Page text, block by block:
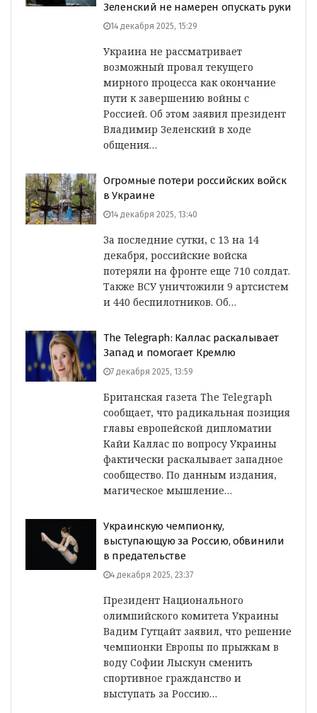
Зеленский не намерен опускать руки
14 декабря 2025, 15:29
Украина не рассматривает
возможный провал текущего
мирного процесса как окончание
пути к завершению войны с
Россией. Об этом заявил президент
Владимир Зеленский в ходе
общения…
Огромные потери российских войск
в Украине
14 декабря 2025, 13:40
За последние сутки, с 13 на 14
декабря, российские войска
потеряли на фронте еще 710 солдат.
Также ВСУ уничтожили 9 артсистем
и 440 беспилотников. Об…
The Telegraph: Каллас раскалывает
Запад и помогает Кремлю
7 декабря 2025, 13:59
Британская газета The Telegraph
сообщает, что радикальная позиция
главы европейской дипломатии
Кайи Каллас по вопросу Украины
фактически раскалывает западное
сообщество. По данным издания,
магическое мышление…
Украинскую чемпионку,
выступающую за Россию, обвинили
в предательстве
4 декабря 2025, 23:37
Президент Национального
олимпийского комитета Украины
Вадим Гутцайт заявил, что решение
чемпионки Европы по прыжкам в
воду Софии Лыскун сменить
спортивное гражданство и
выступать за Россию…